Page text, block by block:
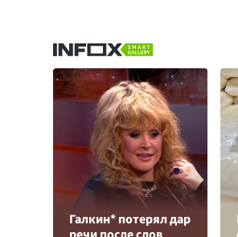
Галкин* потерял дар